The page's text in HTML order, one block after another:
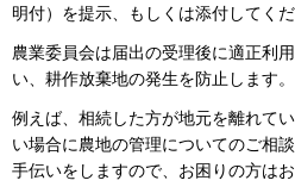
明付）を提示、もしくは添付してくだ
農業委員会は届出の受理後に適正利
い、耕作放棄地の発生を防止します。
例えば、相続した方が地元を離れて
い場合に農地の管理についてのご相
手伝いをしますので、お困りの方は